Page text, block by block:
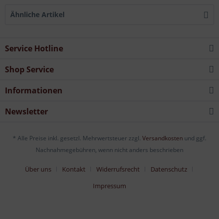
Ähnliche Artikel
Service Hotline
Shop Service
Informationen
Newsletter
* Alle Preise inkl. gesetzl. Mehrwertsteuer zzgl. Versandkosten und ggf.
Nachnahmegebühren, wenn nicht anders beschrieben
Über uns Kontakt Widerrufsrecht
Datenschutz
Impressum